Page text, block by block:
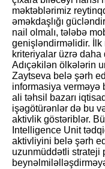
məktəblərimiz
əməkdaşlığı
nail olmalı, tələbə
genişləndirməlidir. İlk
kriteriyalar üzrə daha
Adıçəkilən ölkələrin
Zaytseva belə şərh
informasiya verməyə
ali təhsil bazarı
işəgötürənlər də bu
aktivlik göstəriblər.
Intelligence Unit
aktivliyini belə şərh
uzunmüddətli strateji